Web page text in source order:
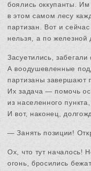
боялись оккупанты.
в этом самом лесу
партизан. Вот и
нельзя, а по железной
Засуетились,
А воодушевленные
партизаны завершают
Их задача — помочь
из населенного
И вот, наконец,
— Занять позиции!
Ох, что тут началось!
огонь, бросились